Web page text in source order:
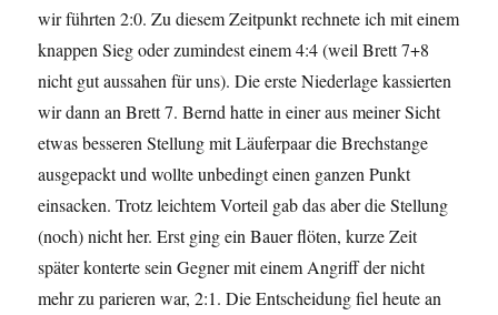
wir führten 2:0. Zu diesem Zeitpunkt rechnete ich mit einem
knappen Sieg oder zumindest einem 4:4 (weil Brett 7+8
nicht gut aussahen für uns). Die erste Niederlage kassierten
wir dann an Brett 7. Bernd hatte in einer aus meiner Sicht
etwas besseren Stellung mit Läuferpaar die Brechstange
ausgepackt und wollte unbedingt einen ganzen Punkt
einsacken. Trotz leichtem Vorteil gab das aber die Stellung
(noch) nicht her. Erst ging ein Bauer flöten, kurze Zeit
später konterte sein Gegner mit einem Angriff der nicht
mehr zu parieren war, 2:1. Die Entscheidung fiel heute an